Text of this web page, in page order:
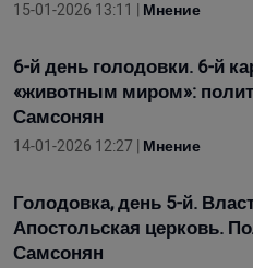
15-01-2026 13:11 | Мнение
6-й день голодовки. 6-й
«животным миром»:
Самсонян
14-01-2026 12:27 | Мнение
Голодовка, день 5-й.
Апостольская церковь.
Самсонян